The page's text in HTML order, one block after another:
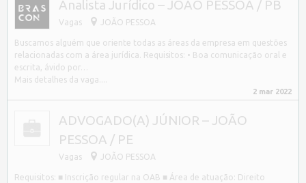
Analista Jurídico – JOÃO PESSOA / PB
Vagas JOÃO PESSOA
Buscamos alguém que oriente todas as áreas da empresa em questões
relacionadas com a área jurídica. Requisitos: • Boa comunicação oral e
escrita, ávido por…
Mais detalhes da vaga....
2 mar 2022
ADVOGADO(A) JÚNIOR – JOÃO
PESSOA / PE
Vagas JOÃO PESSOA
Requisitos: ■ Inscrição regular na OAB ■ Área de atuação: Direito